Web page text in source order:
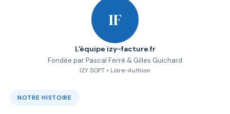
NOTRE HISTOIRE
IF
L'équipe izy-facture.fr
Fondée par Pascal Ferré & Gilles Guichard
IZY SOFT • Loire-Authion